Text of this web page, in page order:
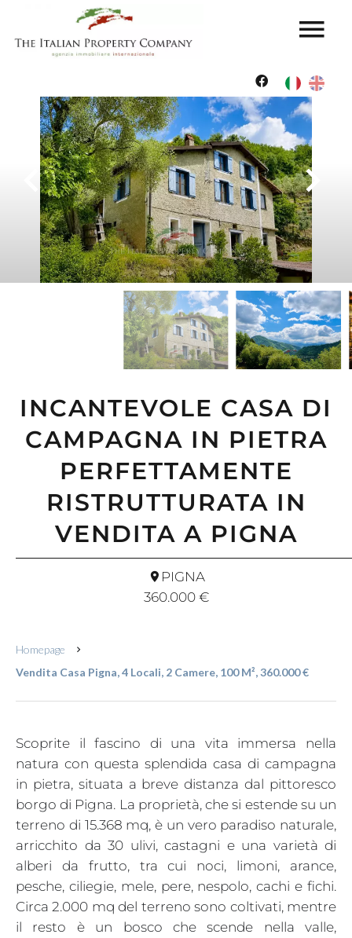
INCANTEVOLE CASA DI
CAMPAGNA IN PIETRA
PERFETTAMENTE
RISTRUTTURATA IN
VENDITA A PIGNA
PIGNA
360.000 €
Homepage
Vendita Casa Pigna, 4 Locali, 2 Camere, 100 M², 360.000 €
Scoprite il fascino di una vita immersa nella
natura con questa splendida casa di campagna
in pietra, situata a breve distanza dal pittoresco
borgo di Pigna. La proprietà, che si estende su un
terreno di 15.368 mq, è un vero paradiso naturale,
arricchito da 30 ulivi, castagni e una varietà di
alberi da frutto, tra cui noci, limoni, arance,
pesche, ciliegie, mele, pere, nespolo, cachi e fichi.
Circa 2.000 mq del terreno sono coltivati, mentre
il resto è un bosco che scende nella valle,